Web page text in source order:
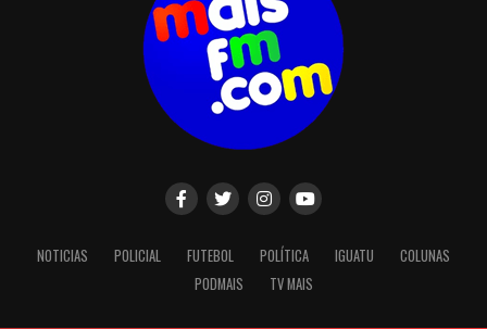
NOTICIAS POLICIAL FUTEBOL POLÍTICA IGUATU
COLUNAS
PODMAIS
TV MAIS